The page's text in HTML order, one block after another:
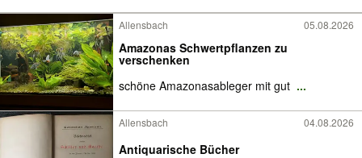
Allensbach 05.08.2026
Amazonas Schwertpflanzen zu
verschenken
schöne Amazonasableger mit gut ...
Allensbach 04.08.2026
Antiquarische Bücher